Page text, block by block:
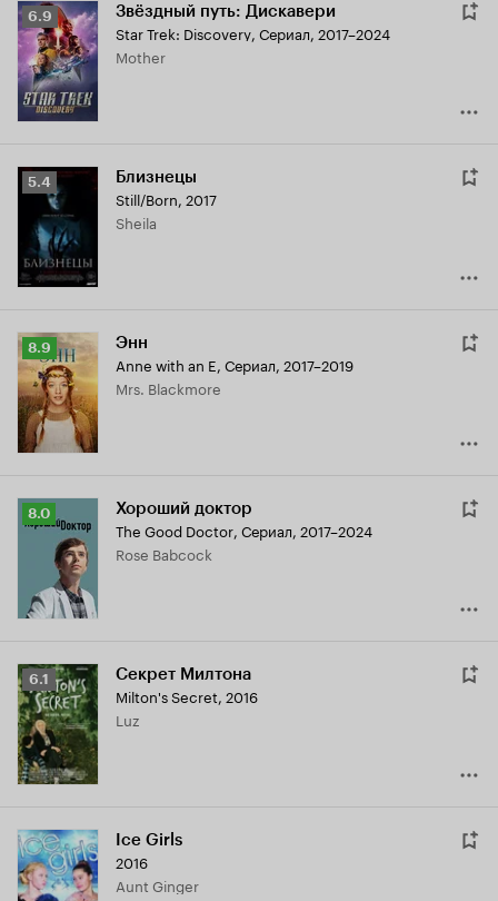
Рейтинг
Кинопоиска
6.9
6.9 Звёздный путь: Дискавери
Star Trek: Discovery, Сериал, 2017–2024
Mother
Рейтинг
Кинопоиска
5.4
5.4 Близнецы
Still/Born, 2017
Sheila
Рейтинг
Кинопоиска
8.9
8.9 Энн
Anne with an E, Сериал, 2017–2019
Mrs. Blackmore
Рейтинг
Кинопоиска
8.0 Хороший доктор
The Good Doctor, Сериал, 2017–2024
Rose Babcock
Рейтинг
Кинопоиска
6.1
6.1 Секрет Милтона
Milton's Secret, 2016
Luz
Ice Girls
2016
Aunt Ginger